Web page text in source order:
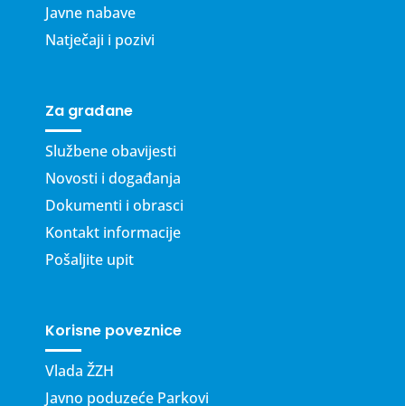
Javne nabave
Natječaji i pozivi
Za građane
Službene obavijesti
Novosti i događanja
Dokumenti i obrasci
Kontakt informacije
Pošaljite upit
Korisne poveznice
Vlada ŽZH
Javno poduzeće Parkovi